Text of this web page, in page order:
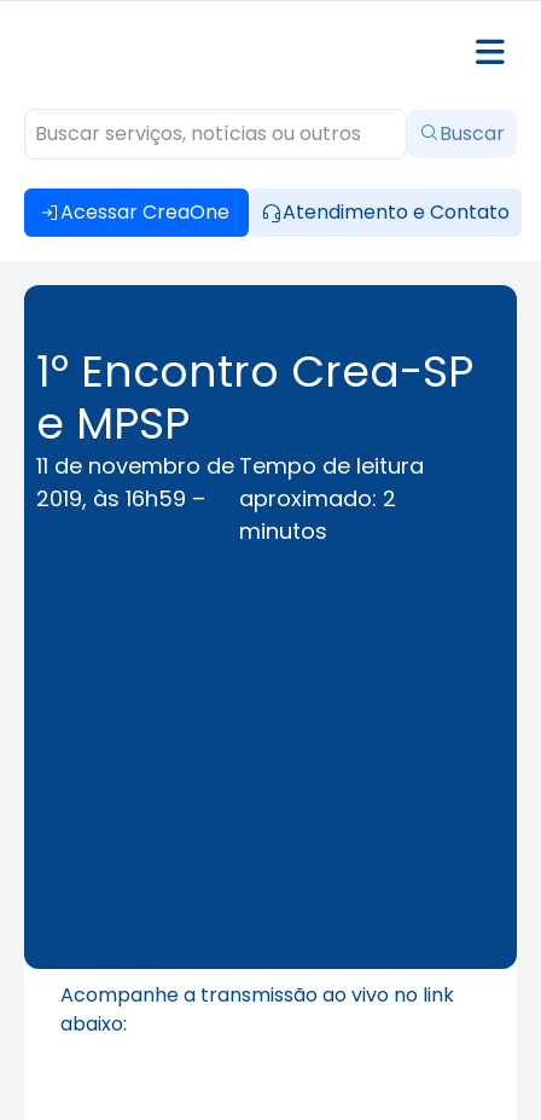
Acessar CreaOne Atendimento e Contato
Buscar
1º Encontro Crea-SP
e MPSP
11 de novembro de
2019, às 16h59 –
Tempo de leitura
aproximado: 2
minutos
Acompanhe a transmissão ao vivo no link
abaixo: